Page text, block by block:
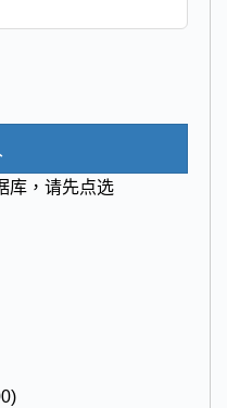
库，请先点选